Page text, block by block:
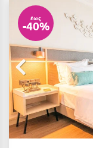
Αιδηψός
Αλεξανδρούπολη
Αλισσός Αχαΐας
Αλόννησος
Αμαλιάδα
Αμάρυνθος
ΤΎΠΟΣ ΔΙΑΤΡΟΦΉΣ
Διαμονή Μόνο
Πρωινό
Ημιδιατροφή
Ημιδιατροφή + Ποτά
Πλήρης Διατροφή
έως
-40%